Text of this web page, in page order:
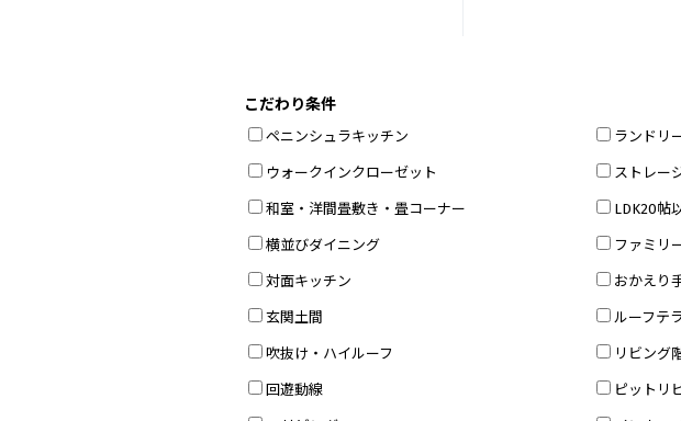
こだわり条件
ペニンシュラキッチン ランドリ
ウォークインクローゼット ストレー
和室・洋間畳敷き・畳コーナー LDK20帖
横並びダイニング ファミリ
対面キッチン おかえり
玄関土間 ルーフテ
吹抜け・ハイルーフ リビング
回遊動線 ピットリ